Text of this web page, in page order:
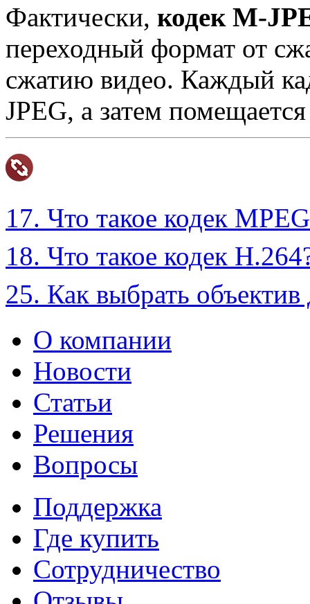
Фактически, кодек M-
переходный формат от
сжатию видео. Каждый
JPEG, а затем
17. Что такое кодек
18. Что такое кодек
25. Как выбрать
О компании
Новости
Статьи
Решения
Вопросы
Поддержка
Где купить
Сотрудничество